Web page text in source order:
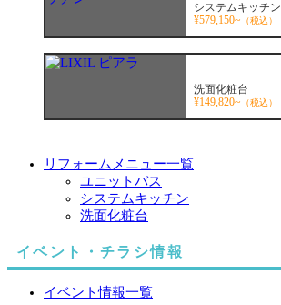
システムキッチン
¥579,150~ （税込）
洗面化粧台
¥149,820~ （税込）
リフォームメニュー一覧
ユニットバス
システムキッチン
洗面化粧台
イベント・チラシ情報
イベント情報一覧